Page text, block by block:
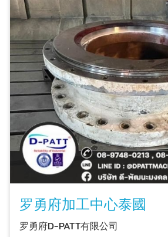
罗勇府加工中心泰國
罗勇府D-PATT有限公司